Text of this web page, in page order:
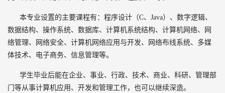
本专业设置的主要课程有：程序设计（C、Java）、数字逻辑、
数据结构、操作系统、数据库、计算机系统结构、计算机网络、网
络管理、网络安全、计算机网络应用与开发、网络布线系统、多媒
体技术、电子商务、信息管理等。
学生毕业后能在企业、事业、行政、技术、商业、科研、管理部
门等从事计算机应用、开发和管理工作，也可以继续深造。